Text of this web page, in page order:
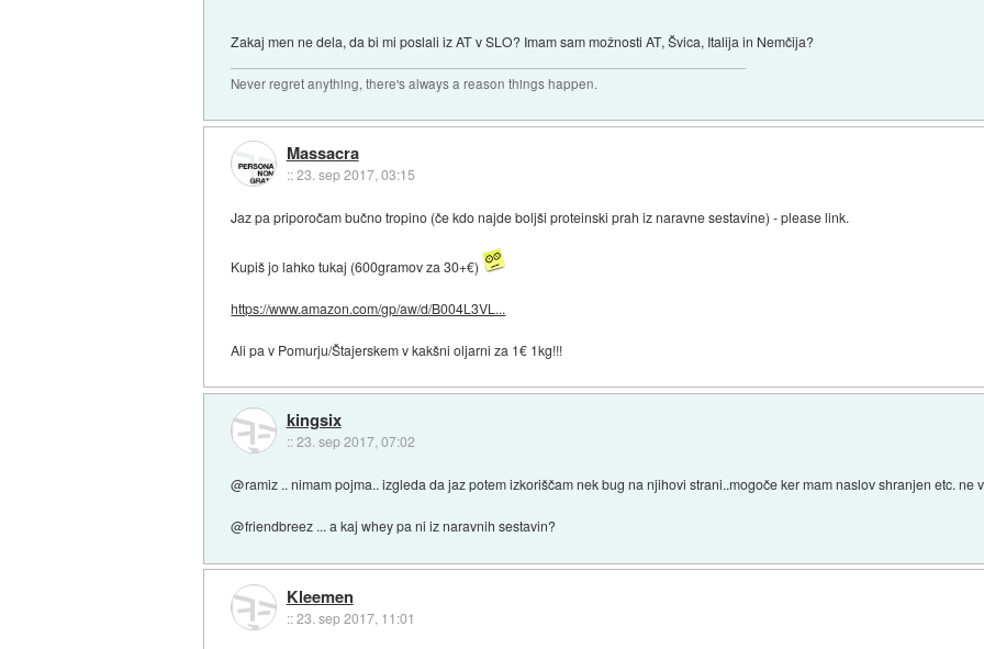
Zakaj men ne dela, da bi mi poslali iz AT v SLO? Imam sam možnosti AT, Švica, Italija in Nemčija?
Never regret anything, there's always a reason things happen.
Massacra
::23. sep 2017, 03:15
Jaz pa priporočam bučno tropino (če kdo najde boljši proteinski prah iz naravne sestavine) - please link.
Kupiš jo lahko tukaj (600gramov za 30+€)
https://www.amazon.com/gp/aw/d/B004L3VL...
Ali pa v Pomurju/Štajerskem v kakšni oljarni za 1€ 1kg!!!
kingsix
::23. sep 2017, 07:02
@ramiz .. nimam pojma.. izgleda da jaz potem izkoriščam nek bug na njihovi strani..mogoče ker mam naslov shranjen etc. ne
@friendbreez ... a kaj whey pa ni iz naravnih sestavin?
Kleemen
::23. sep 2017, 11:01